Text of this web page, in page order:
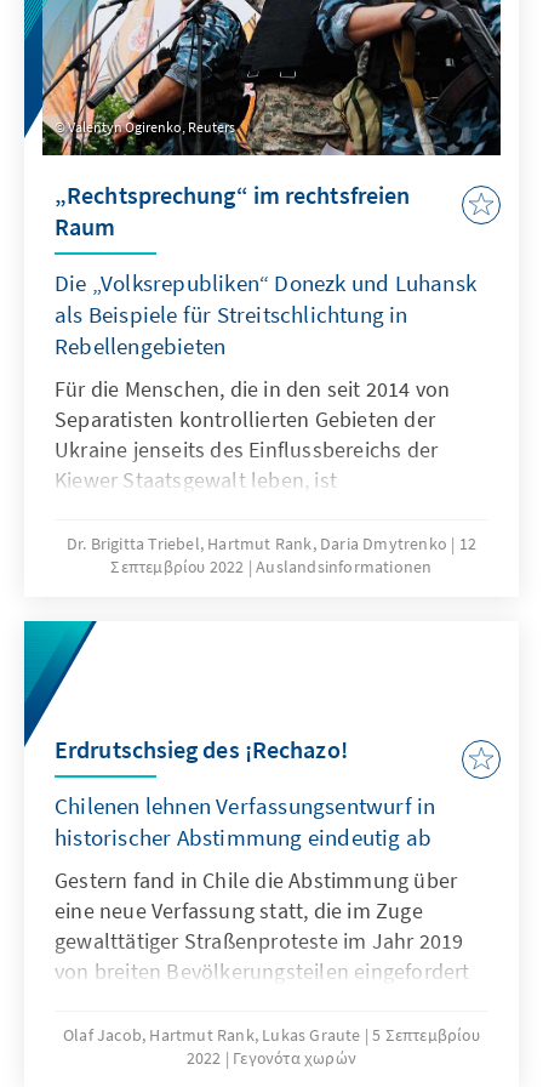
Valentyn Ogirenko, Reuters
„Rechtsprechung“ im rechtsfreien
Raum
Die „Volksrepubliken“ Donezk und Luhansk
als Beispiele für Streitschlichtung in
Rebellengebieten
Für die Menschen, die in den seit 2014 von
Separatisten kontrollierten Gebieten der
Ukraine jenseits des Einfluss­­bereichs der
Kiewer Staatsgewalt leben, ist
wenn die „Volksrepubliken“ sich Mühe geben,
zumindest die Fassade eines ordentlichen
Willkür von Russlands Gnaden und
Menschenrechtsverletzungen haben System.
Dr. Brigitta Triebel, Hartmut Rank, Daria Dmytrenko
12
Σεπτεμβρίου 2022 Auslandsinformationen
Erdrutschsieg des ¡Rechazo!
Chilenen lehnen Verfassungsentwurf in
historischer Abstimmung eindeutig ab
Gestern fand in Chile die Abstimmung über
eine neue Verfassung statt, die im Zuge
gewalttätiger Straßenproteste im Jahr 2019
von breiten Bevölkerungsteilen eingefordert
um die Beseitigung sozialer Missstände im
Gesundheits- und Bildungssektor sowie eine
Olaf Jacob, Hartmut Rank, Lukas Graute 5 Σεπτεμβρίου
2022
Γεγονότα χωρών